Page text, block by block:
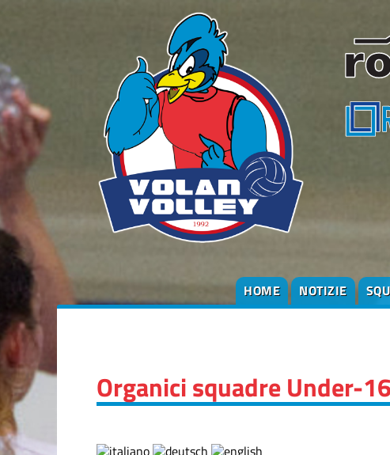
HOME NOTIZIE
Organici squadre Under-